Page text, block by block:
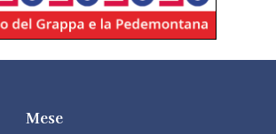
Mese